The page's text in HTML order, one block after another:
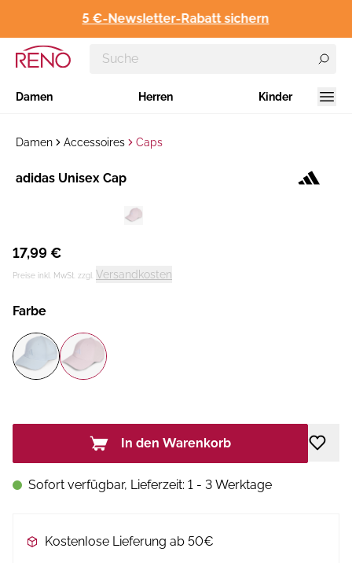
5 €-Newsletter-Rabatt sichern
Damen Herren Kinder
Damen Accessoires Caps
Hersteller :
adidas Unisex Cap
17,99 €
Preise inkl. MwSt. zzgl. Versandkosten
Farbe
In den Warenkorb
Sofort verfügbar, Lieferzeit: 1 - 3 Werktage
Kostenlose Lieferung ab 50€